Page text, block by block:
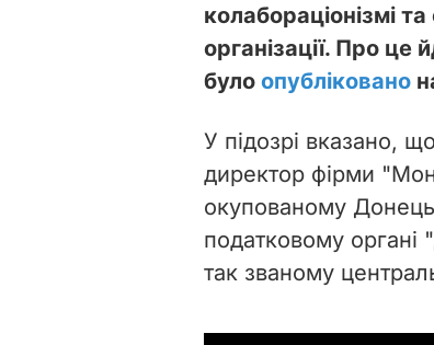
колабораціонізмі
організації. Про це
було опубліковано
У підозрі вказано,
директор фірми
окупованому
податковому органі
так званому